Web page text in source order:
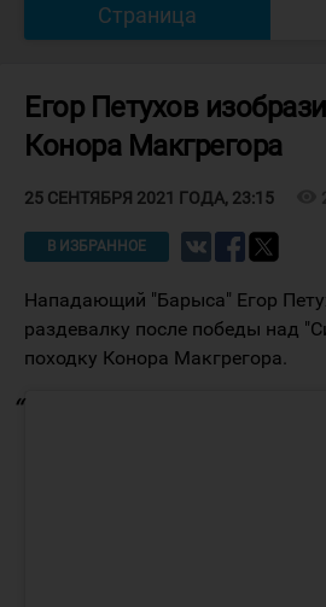
Страница
Егор Петухов
Конора Макгрегора
25 СЕНТЯБРЯ 2021 ГОДА, 23:15
В ИЗБРАННОЕ
Нападающий "Барыса" Егор
раздевалку после победы над
походку Конора Макгрегора.